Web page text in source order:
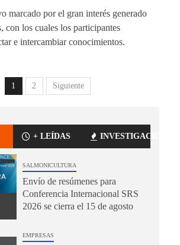
marcado por el gran interés generado
con los cuales los participantes
e intercambiar conocimientos.
1 2 Siguiente
+ LEÍDAS INVESTIGACIÓN
SALMONICULTURA
Envío de resúmenes para
Conferencia Internacional SRS
2026 se cierra el 15 de agosto
EMPRESAS